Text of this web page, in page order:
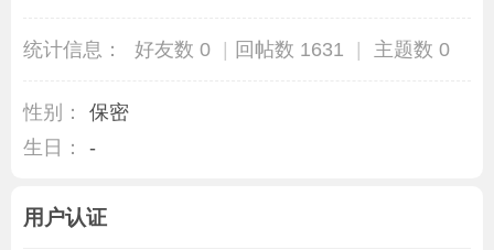
统计信息： 好友数 0 回帖数 1631 主题数 0
性别：
保密
生日：
-
用户认证